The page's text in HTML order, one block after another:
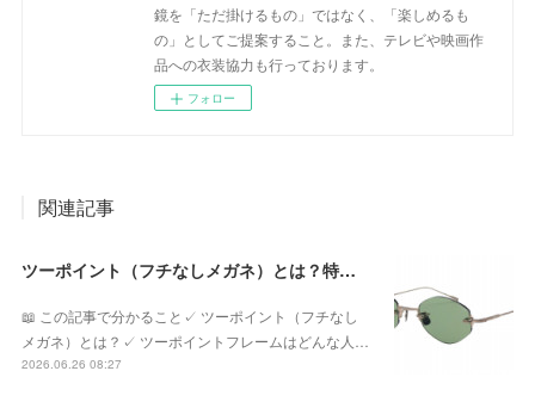
鏡を「ただ掛けるもの」ではなく、「楽しめるも
の」としてご提案すること。また、テレビや映画作
品への衣装協力も行っております。
フォロー
関連記事
ツーポイント（フチなしメガネ）とは？特徴やメリット・デメリット、似合う人を眼鏡専門店が解説
📖 この記事で分かること✓ ツーポイント（フチなし
メガネ）とは？✓ ツーポイントフレームはどんな人…
2026.06.26 08:27